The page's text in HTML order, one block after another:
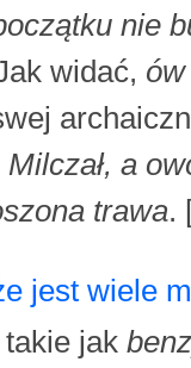
nie
widać, ów
Milczał, a
trawa.
jest wiele
jak